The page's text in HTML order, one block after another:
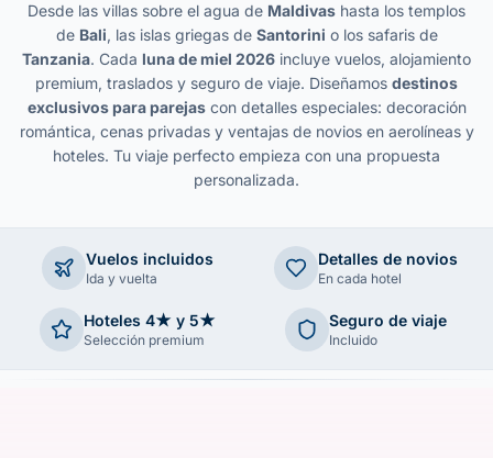
Desde las villas sobre el agua de Maldivas hasta los templos
de Bali, las islas griegas de Santorini o los safaris de
Tanzania. Cada luna de miel 2026 incluye vuelos, alojamiento
premium, traslados y seguro de viaje. Diseñamos destinos
exclusivos para parejascon detalles especiales: decoración
romántica, cenas privadas y ventajas de novios en aerolíneas y
hoteles. Tu viaje perfecto empieza con una propuesta
personalizada.
Vuelos incluidos
Ida y vuelta
Detalles de novios
En cada hotel
Hoteles 4★ y 5★
Selección premium
Seguro de viaje
Incluido